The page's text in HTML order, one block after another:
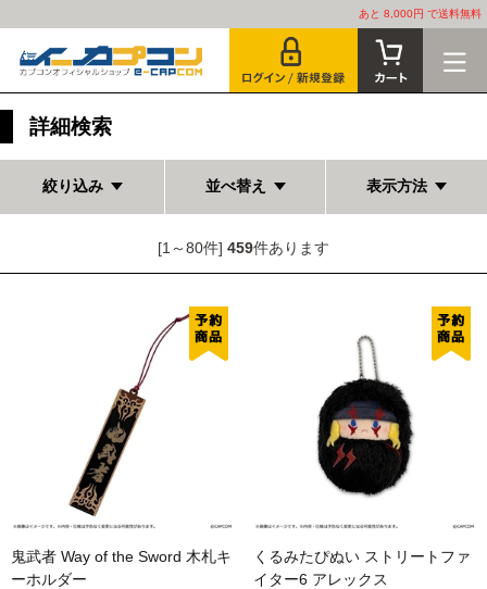
あと 8,000円 で送料無料
詳細検索
絞り込み 並べ替え 表示方法
[1～80件] 459件あります
鬼武者 Way of the Sword 木札キ
ーホルダー
くるみたぴぬい ストリートファ
イター6 アレックス